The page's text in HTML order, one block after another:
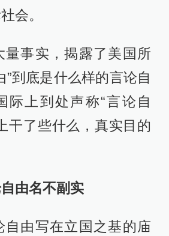
会。
量事实，揭露了美国所
”到底是什么样的言论自
际上到处声称“言论自
干了些什么，真实目的
由名不副实
由写在立国之基的庙